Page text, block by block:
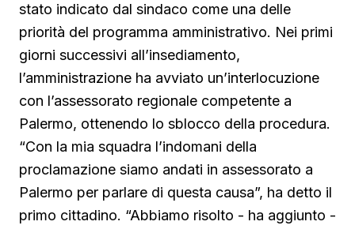
stato indicato dal sindaco come una delle
priorità del programma amministrativo. Nei primi
giorni successivi all’insediamento,
l’amministrazione ha avviato un’interlocuzione
con l’assessorato regionale competente a
Palermo, ottenendo lo sblocco della procedura.
“Con la mia squadra l’indomani della
proclamazione siamo andati in assessorato a
Palermo per parlare di questa causa”, ha detto il
primo cittadino. “Abbiamo risolto - ha aggiunto -